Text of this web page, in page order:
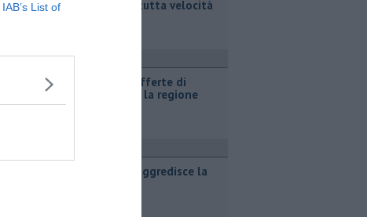
IAB’s List of
la fuga a tutta velocità
Attualità
​Tutte le offerte di
lavoro per la regione
Incendio aggredisce la